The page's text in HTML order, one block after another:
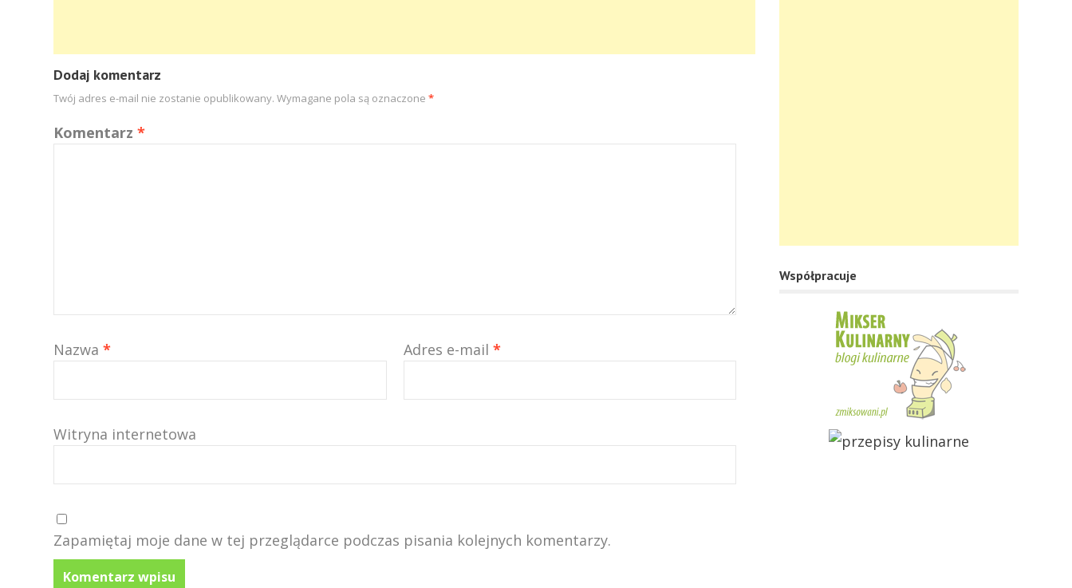
Dodaj komentarz
Twój adres e-mail nie zostanie opublikowany. Wymagane pola są oznaczone *
Komentarz *
Nazwa * Adres e-mail *
Witryna internetowa
Zapamiętaj moje dane w tej przeglądarce podczas pisania kolejnych komentarzy.
Współpracuje